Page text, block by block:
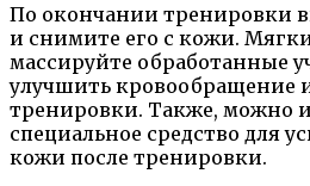
По окончании тренировки
и снимите его с кожи.
массируйте обработанные
улучшить кровообращение
тренировки. Также, можно
специальное средство для
кожи после тренировки.